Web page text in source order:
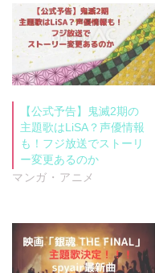
【公式予告】鬼滅2期の
主題歌はLiSA？声優情報
も！フジ放送でストーリ
ー変更あるのか
マンガ・アニメ